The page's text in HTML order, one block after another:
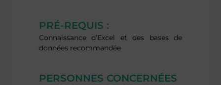
PRÉ-REQUIS :
Connaissance d’Excel et des bases de
données recommandée
PERSONNES CONCERNÉES